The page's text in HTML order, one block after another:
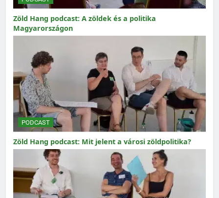
Zöld Hang podcast: A zöldek és a politika
Magyarországon
PODCAST
Zöld Hang podcast: Mit jelent a városi zöldpolitika?